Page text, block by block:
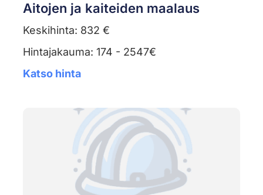
Aitojen ja kaiteiden maalaus
Keskihinta: 832 €
Hintajakauma: 174 - 2547€
Katso hinta